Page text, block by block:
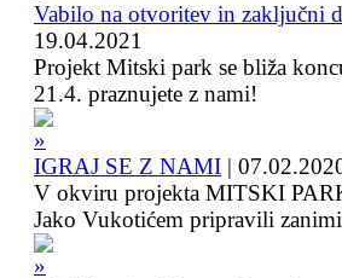
Vabilo na otvoritev in zaključni
19.04.2021
Projekt Mitski park se bliža
21.4. praznujete z nami!
IGRAJ SE Z NAMI |
V okviru projekta MITSKI
Jako Vukotićem pripravili